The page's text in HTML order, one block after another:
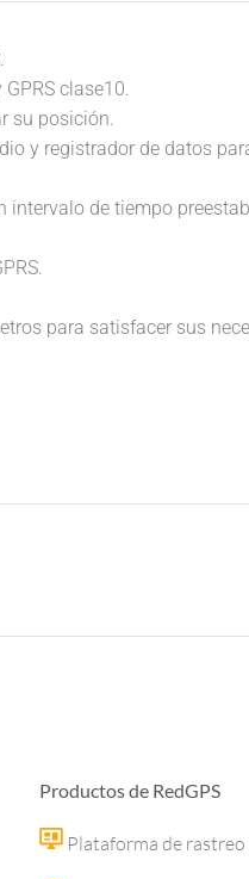
clase10.
su posición.
y registrador de datos
intervalo de tiempo
para satisfacer sus
Productos de RedGPS
Plataforma de rastreo